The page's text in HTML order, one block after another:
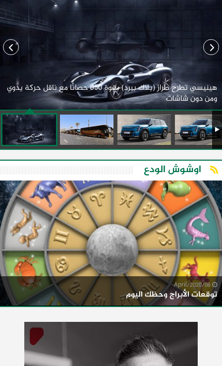
هينيسي تطرح طراز (بلاك بيرد) بقوة 850 حصانًا مع ناقل حركة يدوي
ومن دون شاشات
اوشوش الودع
توقعات الأبراج وحظك اليوم